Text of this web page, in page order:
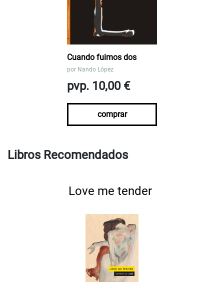
Cuando fuimos dos
por Nando López
pvp. 10,00 €
comprar
Libros Recomendados
Love me tender